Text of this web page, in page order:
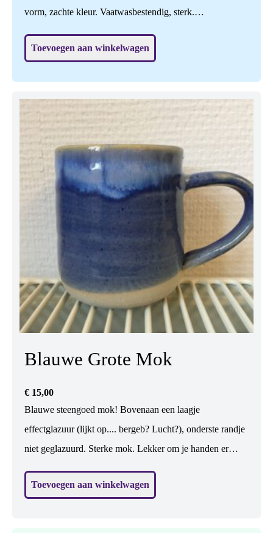
vorm, zachte kleur. Vaatwasbestendig, sterk.
zelf ontwikkeld. H: 7,5 cm, br: 8 cm.
Toevoegen aan winkelwagen
Blauwe Grote Mok
€ 15,00
Blauwe steengoed mok! Bovenaan een laagje
effectglazuur (lijkt op.... bergeb? Lucht?), onderste randje
niet geglazuurd. Sterke mok. Lekker om je handen er
Vaatwasbestendig. H: 8,5 cm.
Toevoegen aan winkelwagen